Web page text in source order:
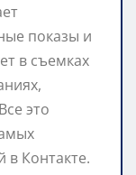
показы и
в съемках
это
в Контакте.